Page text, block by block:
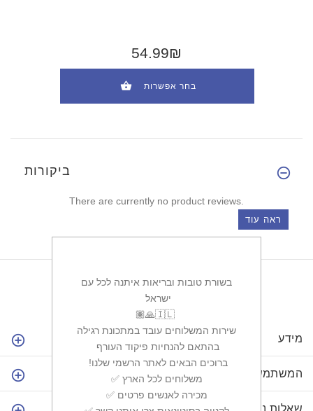
54.99₪
בחר אפשרות
ביקורות
There are currently no product reviews.
ראה עוד
מידע
המשתמש שלי
איתנה לכל עם
עובד במתכונת רגילה
פיקוד העורף
לאתר הרשמי שלנו!
לכל הארץ
לאנשים פרטים